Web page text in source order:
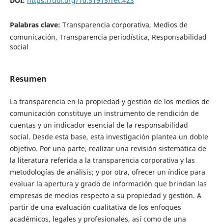
Palabras clave: Transparencia corporativa, Medios de
comunicación, Transparencia periodística, Responsabilidad
social
Resumen
La transparencia en la propiedad y gestión de los medios de
comunicación constituye un instrumento de rendición de
cuentas y un indicador esencial de la responsabilidad
social. Desde esta base, esta investigación plantea un doble
objetivo. Por una parte, realizar una revisión sistemática de
la literatura referida a la transparencia corporativa y las
metodologías de análisis; y por otra, ofrecer un índice para
evaluar la apertura y grado de información que brindan las
empresas de medios respecto a su propiedad y gestión. A
partir de una evaluación cualitativa de los enfoques
académicos, legales y profesionales, así como de una